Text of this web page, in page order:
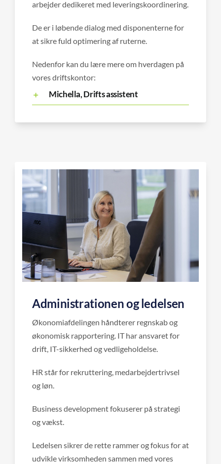
arbejder dedikeret med leveringskoordinering.
De er i løbende dialog med disponenterne for
at sikre fuld optimering af ruterne.
Nedenfor kan du lære mere om hverdagen på
vores driftskontor:
Michella, Drifts assistent
Administrationen og ledelsen
Vores administrative medarbejdere spiller en central
Økonomiafdelingen håndterer regnskab og
økonomisk rapportering. IT har ansvaret for
drift, IT-sikkerhed og vedligeholdelse.
HR står for rekruttering, medarbejdertrivsel
og løn.
Business development fokuserer på strategi
og vækst.
Ledelsen sikrer de rette rammer og fokus for at
udvikle virksomheden sammen med vores